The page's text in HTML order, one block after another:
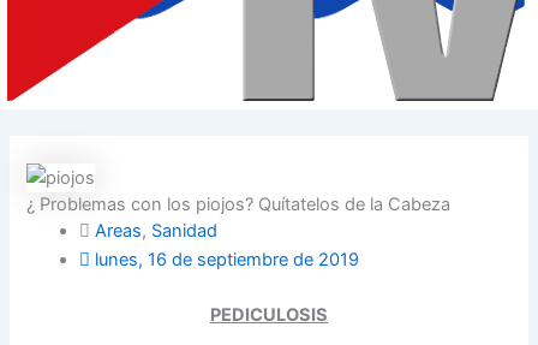
¿ Problemas con los piojos? Quítatelos de la Cabeza
Areas, Sanidad
lunes, 16 de septiembre de 2019
PEDICULOSIS